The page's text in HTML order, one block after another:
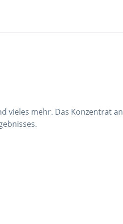
vieles mehr. Das Konzentrat an